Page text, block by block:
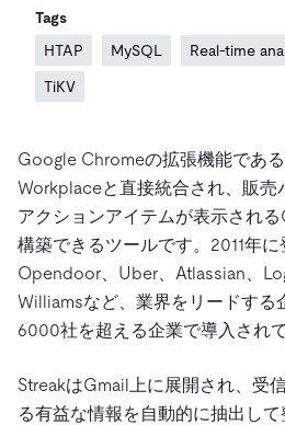
Google Chromeの拡張機能であ
Workplaceと直接統合され、販売
アクションアイテムが表示され
構築できるツールです。2011年に
Opendoor、Uber、Atlassian、
Williamsなど、業界をリードする
6000社を超える企業で導入されて
StreakはGmail上に展開され、受
る有益な情報を自動的に抽出し
Tags
HTAP
MySQL Real-time
TiKV